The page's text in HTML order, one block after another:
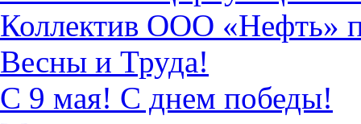
Коллектив ООО «Нефть»
Весны и Труда!
С 9 мая! С днем победы!